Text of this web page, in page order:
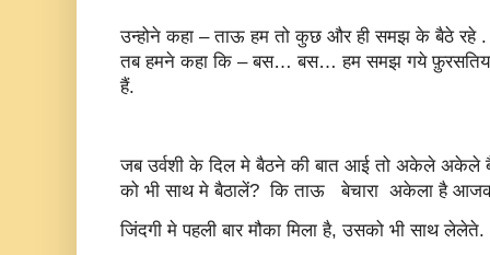
उन्होने कहा – ताऊ हम तो कुछ और ही समझ के बैठे रहे .
तब हमने कहा कि – बस… बस… हम समझ गये
हैं.
जब उर्वशी के दिल मे बैठने की बात आई तो अकेले अकेले
को भी साथ मे बैठालें? कि ताऊ बेचारा अकेला है
जिंदगी मे पहली बार मौका मिला है, उसको भी साथ लेलेते.